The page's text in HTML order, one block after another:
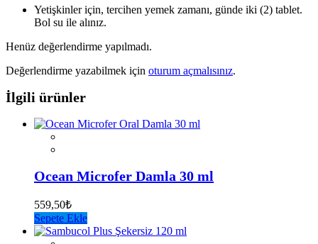
Yetişkinler için, tercihen yemek zamanı, günde iki (2) tablet.
Bol su ile alınız.
Henüz değerlendirme yapılmadı.
Değerlendirme yazabilmek için oturum açmalısınız.
İlgili ürünler
Ocean Microfer Damla 30 ml
559,50₺
Sepete Ekle